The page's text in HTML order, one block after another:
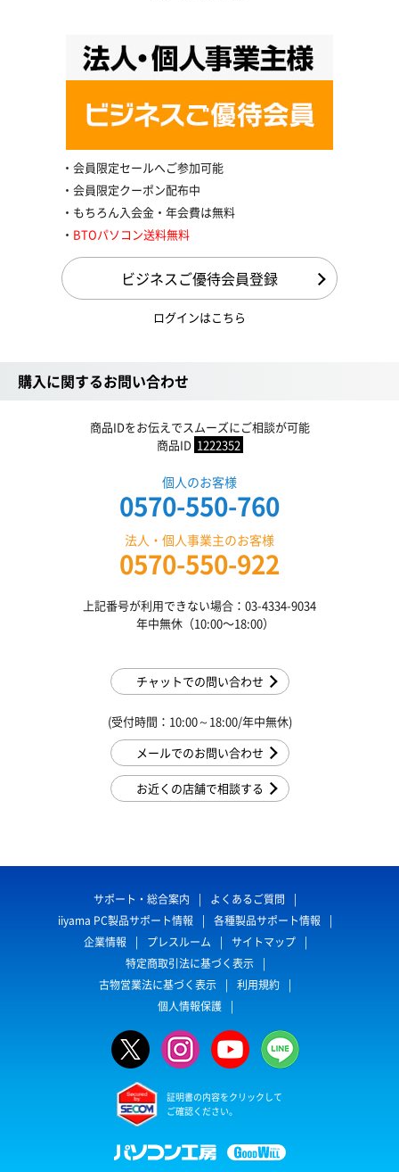
会員限定セールへご参加可能
会員限定クーポン配布中
もちろん入会金・年会費は無料
BTOパソコン送料無料
ビジネスご優待会員登録
ログインはこちら
購入に関するお問い合わせ
商品IDをお伝えでスムーズにご相談が可能
商品ID 1222352
個人のお客様
0570-550-760
法人・個人事業主のお客様
0570-550-922
上記番号が利用できない場合：03-4334-9034
年中無休（10:00〜18:00）
チャットでの問い合わせ
(受付時間：10:00～18:00/年中無休)
メールでのお問い合わせ
お近くの店舗で相談する
サポート・総合案内
よくあるご質問
iiyama PC製品サポート情報
各種製品サポート情報
企業情報
プレスルーム
サイトマップ
特定商取引法に基づく表示
古物営業法に基づく表示
利用規約
個人情報保護
証明書の内容をクリックして
ご確認ください。